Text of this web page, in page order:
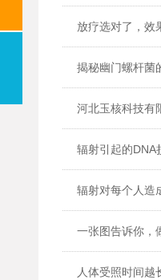
放疗选对了，效
揭秘幽门螺杆菌
河北玉核科技有
辐射引起的DNA
辐射对每个人造
一张图告诉你，
人体受照时间越